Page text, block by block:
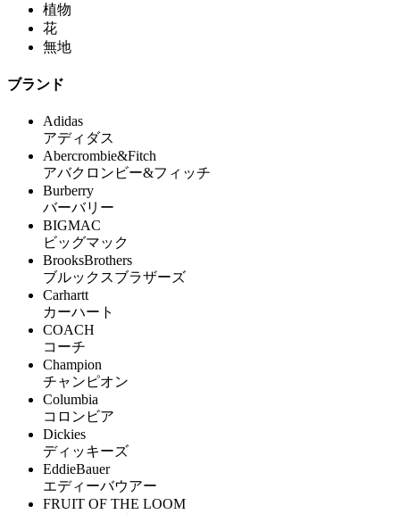
植物
花
無地
ブランド
Adidas
アディダス
Abercrombie&Fitch
アバクロンビー&フィッチ
Burberry
バーバリー
BIGMAC
ビッグマック
BrooksBrothers
ブルックスブラザーズ
Carhartt
カーハート
COACH
コーチ
Champion
チャンピオン
Columbia
コロンビア
Dickies
ディッキーズ
EddieBauer
エディーバウアー
FRUIT OF THE LOOM